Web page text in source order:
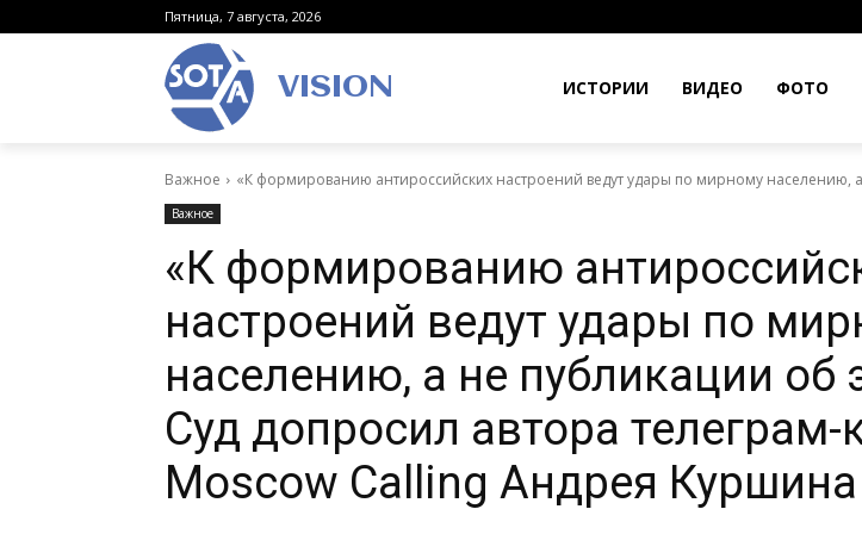
Пятница, 7 августа, 2026
VISION ИСТОРИИ ВИДЕО ФОТО
Важное «К формированию антироссийских настроений ведут удары по мирному населению,
Важное
«К формированию
настроений ведут удары по
населению, а не публикации об
Суд допросил автора телеграм-
Moscow Calling Андрея Куршина